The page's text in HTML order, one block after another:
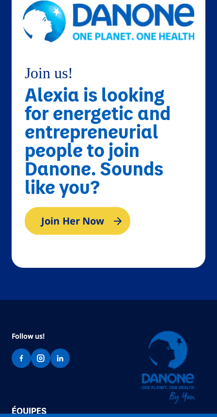
Join us!
Alexia is looking
for energetic and
entrepreneurial
people to join
Danone. Sounds
like you?
Join Her Now
ÉQUIPES
Follow us!